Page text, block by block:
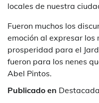
locales de nuestra
Fueron muchos los
emoción al expresar los
prosperidad para el
fueron para los nenes
Abel Pintos.
Publicado en